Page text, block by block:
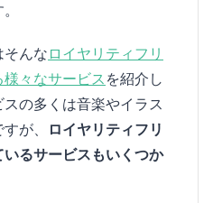
そんな ロイヤリティフリ
々なサービス を紹介し
の多くは音楽やイラス
が、
ロイヤリティフリ
るサービスもいくつか